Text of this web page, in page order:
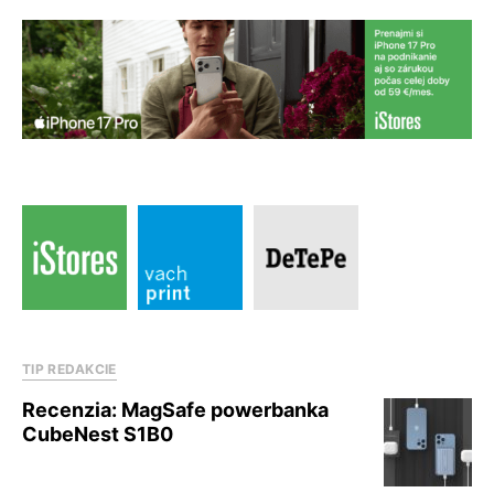
TIP REDAKCIE
Recenzia: MagSafe powerbanka
CubeNest S1B0